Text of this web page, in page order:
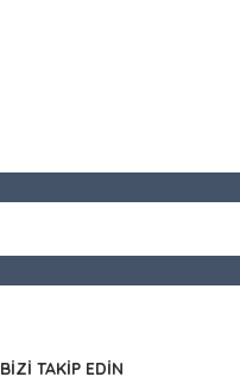
BİZİ TAKİP EDİN